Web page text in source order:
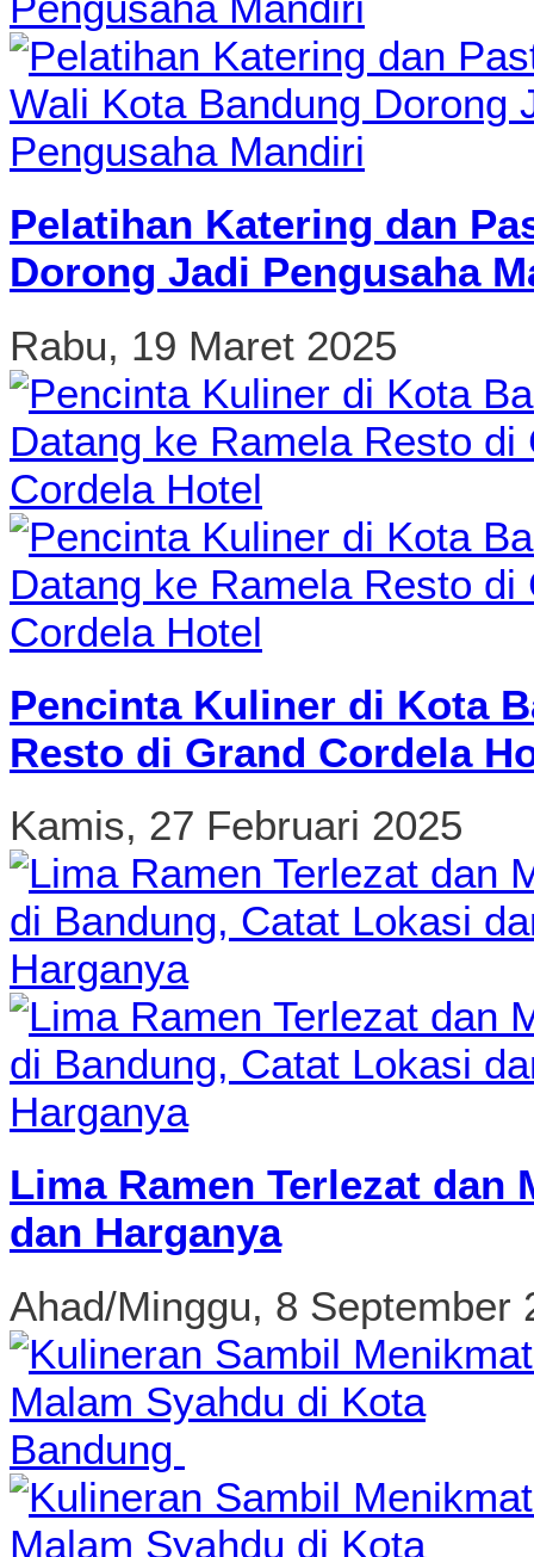
Pelatihan Katering dan
Dorong Jadi Pengusaha
Rabu, 19 Maret 2025
Pencinta Kuliner di Kota
Resto di Grand Cordela
Kamis, 27 Februari 2025
Lima Ramen Terlezat
dan Harganya
Ahad/Minggu, 8 September